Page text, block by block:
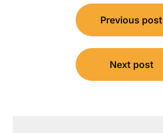
navigation
Previous post
Next post